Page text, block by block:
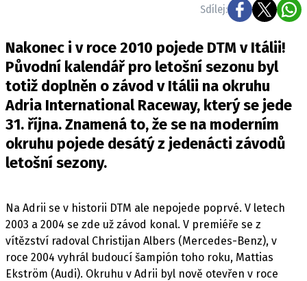
NOVINKY ZE SVĚTA EV
TESTY ELEKTROMOBILŮ
TRH S ELEKTROMOBILY
RALLY
OSTATNÍ
DAKAR
Z DOMOVA
ZE SVĚTA
MOTORSPORT
Sdílej:
Nakonec i v roce 2010 pojede DTM v Itálii!
Původní kalendář pro letošní sezonu byl
totiž doplněn o závod v Itálii na okruhu
Adria International Raceway, který se jede
31. října. Znamená to, že se na moderním
okruhu pojede desátý z jedenácti závodů
letošní sezony.
Na Adrii se v historii DTM ale nepojede poprvé. V letech
2003 a 2004 se zde už závod konal. V premiéře se z
vítězství radoval Christijan Albers (Mercedes-Benz), v
roce 2004 vyhrál budoucí šampión toho roku, Mattias
Ekström (Audi). Okruhu v Adrii byl nově otevřen v roce